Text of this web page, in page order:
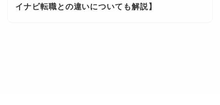
イナビ転職との違いについても解説】